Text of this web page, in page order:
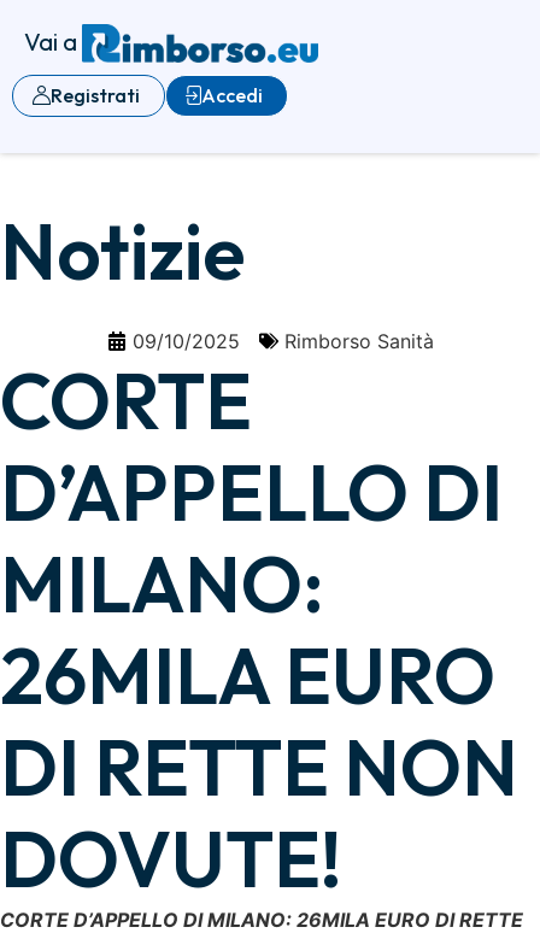
Vai a
Accedi
Registrati
Notizie
09/10/2025 Rimborso Sanità
CORTE
D’APPELLO DI
MILANO:
26MILA EURO
DI RETTE NON
DOVUTE!
CORTE D’APPELLO DI MILANO: 26MILA EURO DI RETTE